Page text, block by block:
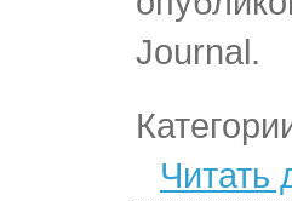
Journal.
Читать